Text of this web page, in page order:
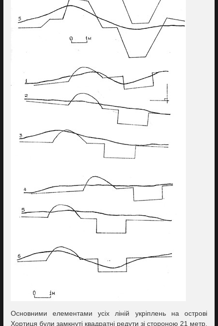
Основними елементами усіх ліній укріплень на острові
Хортиця були замкнуті квадратні редути зі стороною 21 метр,